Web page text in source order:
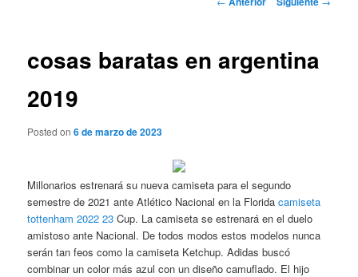
cosas baratas en argentina
2019
Posted on6 de marzo de 2023
Millonarios estrenará su nueva camiseta para el segundo
semestre de 2021 ante Atlético Nacional en la Floridacamiseta
tottenham 2022 23 Cup. La camiseta se estrenará en el duelo
amistoso ante Nacional. De todos modos estos modelos nunca
serán tan feos como la camiseta Ketchup. Adidas buscó
combinar un color más azul con un diseño camuflado. El hijo